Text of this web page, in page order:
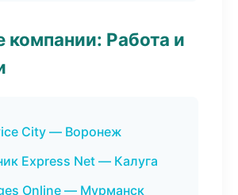
Работа и
City — Воронеж
Express Net — Калуга
Online — Мурманск